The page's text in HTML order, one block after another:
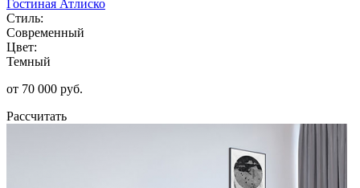
Гостиная Атлиско
Стиль:
Современный
Цвет:
Темный
от 70 000 руб.
Рассчитать